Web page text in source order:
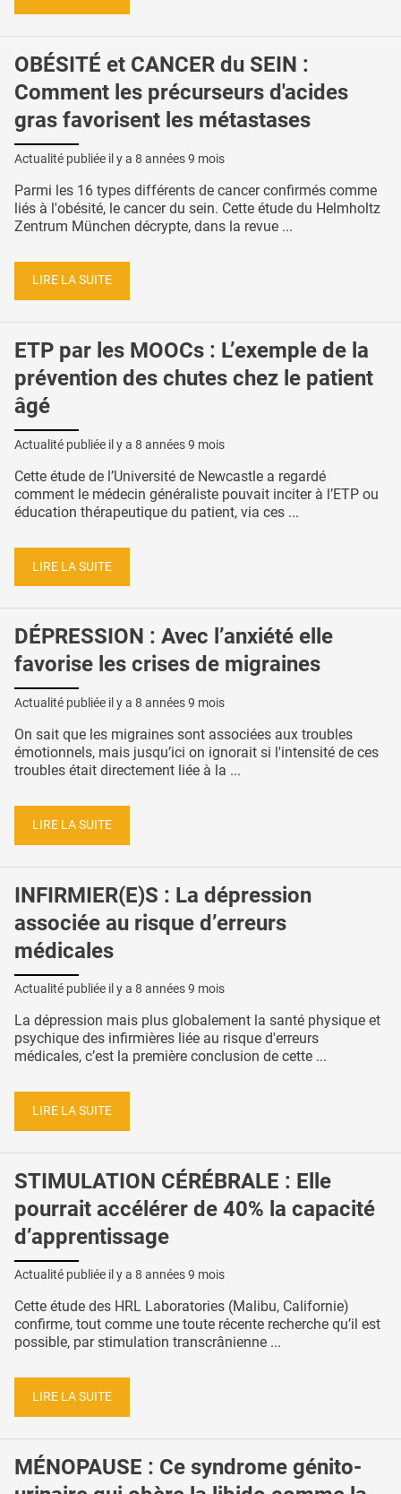
OBÉSITÉ et CANCER du SEIN :
Comment les précurseurs d'acides
gras favorisent les métastases
Actualité publiée il y a 8 années 9 mois
Parmi les 16 types différents de cancer confirmés comme
liés à l'obésité, le cancer du sein. Cette étude du Helmholtz
Zentrum München décrypte, dans la revue ...
LIRE LA SUITE
ETP par les MOOCs : L’exemple de la
prévention des chutes chez le patient
âgé
Actualité publiée il y a 8 années 9 mois
Cette étude de l’Université de Newcastle a regardé
comment le médecin généraliste pouvait inciter à l’ETP ou
éducation thérapeutique du patient, via ces ...
LIRE LA SUITE
DÉPRESSION : Avec l’anxiété elle
favorise les crises de migraines
Actualité publiée il y a 8 années 9 mois
On sait que les migraines sont associées aux troubles
émotionnels, mais jusqu’ici on ignorait si l'intensité de ces
troubles était directement liée à la ...
LIRE LA SUITE
INFIRMIER(E)S : La dépression
associée au risque d’erreurs
médicales
Actualité publiée il y a 8 années 9 mois
La dépression mais plus globalement la santé physique et
psychique des infirmières liée au risque d'erreurs
médicales, c’est la première conclusion de cette ...
LIRE LA SUITE
STIMULATION CÉRÉBRALE : Elle
pourrait accélérer de 40% la capacité
d’apprentissage
Actualité publiée il y a 8 années 9 mois
Cette étude des HRL Laboratories (Malibu, Californie)
confirme, tout comme une toute récente recherche qu’il est
possible, par stimulation transcrânienne ...
LIRE LA SUITE
MÉNOPAUSE : Ce syndrome génito-